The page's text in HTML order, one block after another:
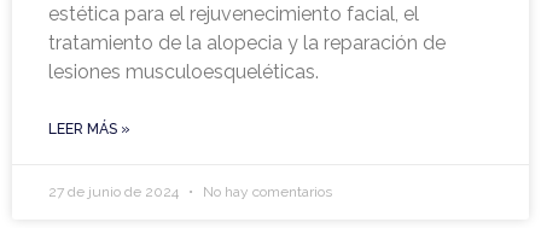
estética para el rejuvenecimiento facial, el
tratamiento de la alopecia y la reparación de
lesiones musculoesqueléticas.
LEER MÁS »
27 de junio de 2024 No hay comentarios